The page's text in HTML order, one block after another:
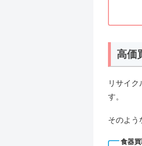
高価
リサイ
す。
そのよう
食器